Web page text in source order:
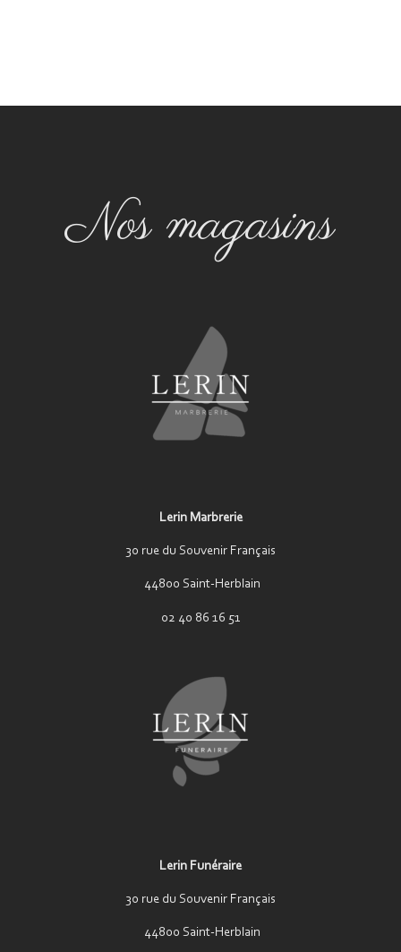
Nos magasins
Lerin Marbrerie
30 rue du Souvenir Français
44800 Saint-Herblain
02 40 86 16 51
Lerin Funéraire
30 rue du Souvenir Français
44800 Saint-Herblain